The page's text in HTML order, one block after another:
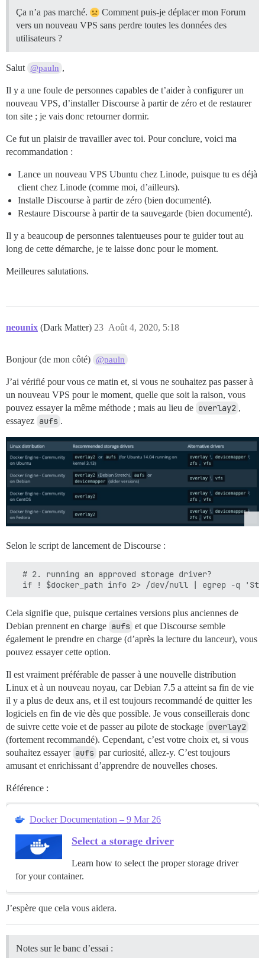
Ça n’a pas marché.
Comment puis-je déplacer mon Forum
vers un nouveau VPS sans perdre toutes les données des
utilisateurs ?
Salut @pauln ,
Il y a une foule de personnes capables de t’aider à configurer un
nouveau VPS, d’installer Discourse à partir de zéro et de restaurer
ton site ; je vais donc retourner dormir.
Ce fut un plaisir de travailler avec toi. Pour conclure, voici ma
recommandation :
Lance un nouveau VPS Ubuntu chez Linode, puisque tu es déjà
client chez Linode (comme moi, d’ailleurs).
Installe Discourse à partir de zéro (bien documenté).
Restaure Discourse à partir de ta sauvegarde (bien documenté).
Il y a beaucoup de personnes talentueuses pour te guider tout au
long de cette démarche, je te laisse donc pour le moment.
Meilleures salutations.
neounix (Dark Matter) Août 4, 2020, 5:18
23
Bonjour (de mon côté) @pauln
J’ai vérifié pour vous ce matin et, si vous ne souhaitez pas passer à
un nouveau VPS pour le moment, quelle que soit la raison, vous
pouvez essayer la même méthode ; mais au lieu de overlay2 ,
essayez aufs .
Selon le script de lancement de Discourse :
  # 2. running an approved storage driver?
Cela signifie que, puisque certaines versions plus anciennes de
Debian prennent en charge aufs et que Discourse semble
également le prendre en charge (d’après la lecture du lanceur), vous
pouvez essayer cette option.
Il est vraiment préférable de passer à une nouvelle distribution
Linux et à un nouveau noyau, car Debian 7.5 a atteint sa fin de vie
il y a plus de deux ans, et il est toujours recommandé de quitter les
logiciels en fin de vie dès que possible. Je vous conseillerais donc
de suivre cette voie et de passer au pilote de stockage overlay2
(fortement recommandé). Cependant, c’est votre choix et, si vous
souhaitez essayer aufs par curiosité, allez-y. C’est toujours
amusant et enrichissant d’apprendre de nouvelles choses.
Référence :
Docker Documentation – 9 Mar 26
Select a storage driver
Learn how to select the proper storage driver
for your container.
J’espère que cela vous aidera.
Notes sur le banc d’essai :